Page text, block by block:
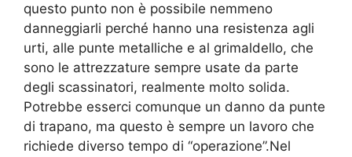
questo punto non è possibile nemmeno
danneggiarli perché hanno una resistenza agli
urti, alle punte metalliche e al grimaldello, che
sono le attrezzature sempre usate da parte
degli scassinatori, realmente molto solida.
Potrebbe esserci comunque un danno da punte
di trapano, ma questo è sempre un lavoro che
richiede diverso tempo di “operazione”.Nel